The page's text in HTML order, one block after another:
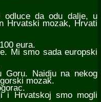
odluce da odu dalje, u
Hrvatski mozak, Hrvati
eura.
Mi smo sada europski
Goru. Naidju na nekog
mozak.
i Hrvatskoj smo mogli